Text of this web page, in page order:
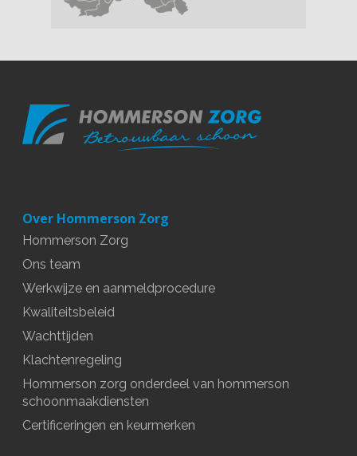
Over Hommerson Zorg
Hommerson Zorg
Ons team
Werkwijze en aanmeldprocedure
Kwaliteitsbeleid
Wachttijden
Klachtenregeling
Hommerson zorg onderdeel van hommerson
schoonmaakdiensten
Certificeringen en keurmerken